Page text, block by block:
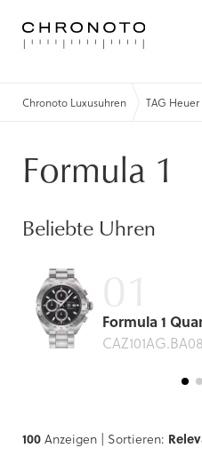
Chronoto Luxusuhren TAG Heuer
Formula 1
Beliebte Uhren
Formula 1
100Anzeigen | Sortieren: